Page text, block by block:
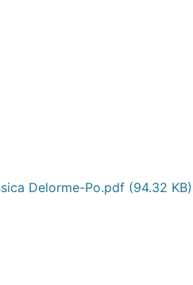
Delorme-Po.pdf (94.32 KB)